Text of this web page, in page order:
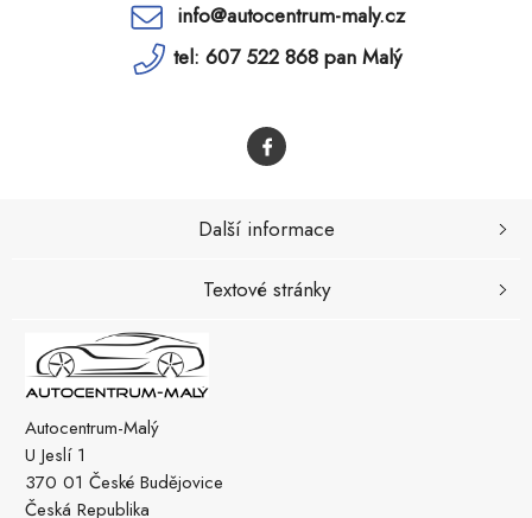
info@autocentrum-maly.cz
tel: 607 522 868 pan Malý
Autocentrum-Malý
U Jeslí 1
370 01 České Budějovice
Česká Republika
Další informace
Textové stránky